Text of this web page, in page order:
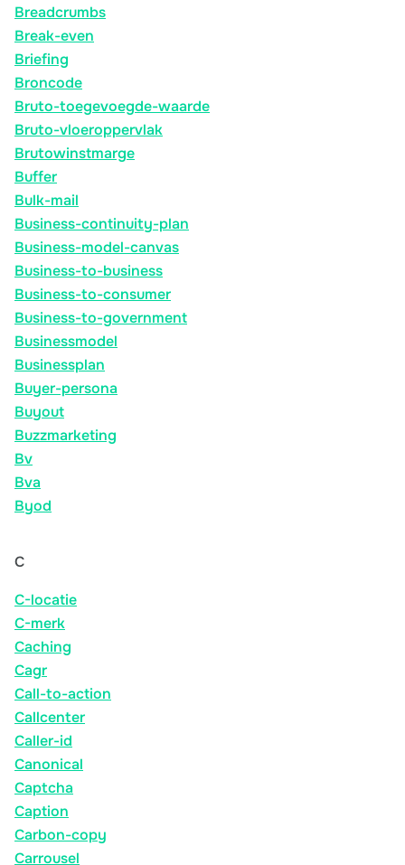
Breadcrumbs
Break-even
Briefing
Broncode
Bruto-toegevoegde-waarde
Bruto-vloeroppervlak
Brutowinstmarge
Buffer
Bulk-mail
Business-continuity-plan
Business-model-canvas
Business-to-business
Business-to-consumer
Business-to-government
Businessmodel
Businessplan
Buyer-persona
Buyout
Buzzmarketing
Bv
Bva
Byod
C
C-locatie
C-merk
Caching
Cagr
Call-to-action
Callcenter
Caller-id
Canonical
Captcha
Caption
Carbon-copy
Carrousel